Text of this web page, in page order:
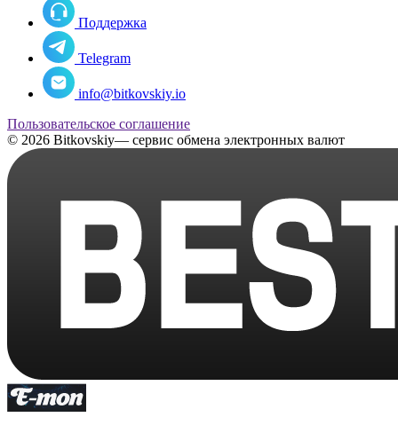
Поддержка
Telegram
info@bitkovskiy.io
Пользовательское соглашение
© 2026 Bitkovskiy— сервис обмена электронных валют